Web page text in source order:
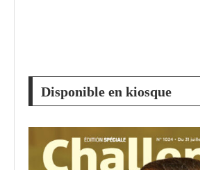
Disponible en kiosque